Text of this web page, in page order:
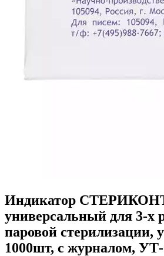
Индикатор
универсальный для 3-х
паровой стерилизации,
1000шт, с журналом, УТ-